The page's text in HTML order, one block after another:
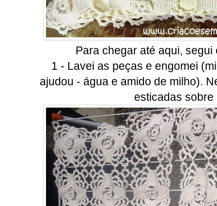
Para chegar até aqui,
1 - Lavei as peças e engomei
ajudou - água e amido de milho).
esticadas sobre